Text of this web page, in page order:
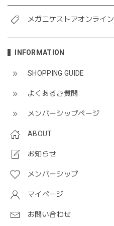
メガニケストアオンライン
INFORMATION
SHOPPING GUIDE
よくあるご質問
メンバーシップページ
ABOUT
お知らせ
メンバーシップ
マイページ
お問い合わせ